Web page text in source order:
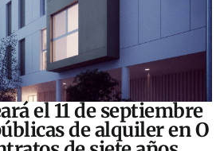
el 11 de septiembre
de alquiler en O